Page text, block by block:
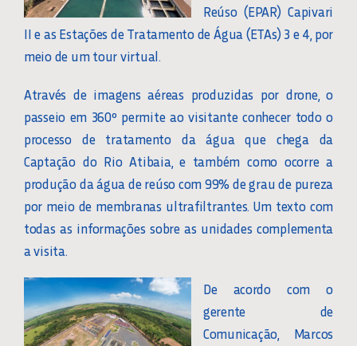
Reúso (EPAR) Capivari
II e as Estações de Tratamento de Água (ETAs) 3 e 4, por
meio de um tour virtual.
Através de imagens aéreas produzidas por drone, o
passeio em 360º permite ao visitante conhecer todo o
processo de tratamento da água que chega da
Captação do Rio Atibaia, e também como ocorre a
produção da água de reúso com 99% de grau de pureza
por meio de membranas ultrafiltrantes. Um texto com
todas as informações sobre as unidades complementa
a visita.
De acordo com o
gerente de
Comunicação, Marcos